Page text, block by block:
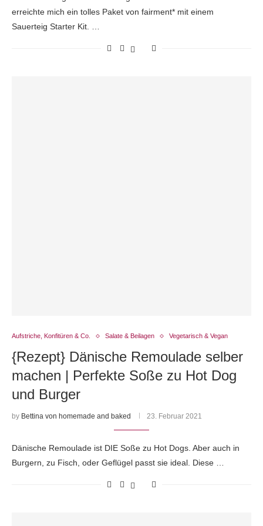
erreichte mich ein tolles Paket von fairment* mit einem
Sauerteig Starter Kit. …
Aufstriche, Konfitüren & Co. Salate & Beilagen Vegetarisch & Vegan
{Rezept} Dänische Remoulade selber
machen | Perfekte Soße zu Hot Dog
und Burger
by Bettina von homemade and baked 23. Februar 2021
Dänische Remoulade ist DIE Soße zu Hot Dogs. Aber auch in
Burgern, zu Fisch, oder Geflügel passt sie ideal. Diese …